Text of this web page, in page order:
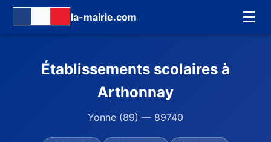
la-mairie.com ☰
Établissements scolaires à
Arthonnay
Yonne (89) — 89740